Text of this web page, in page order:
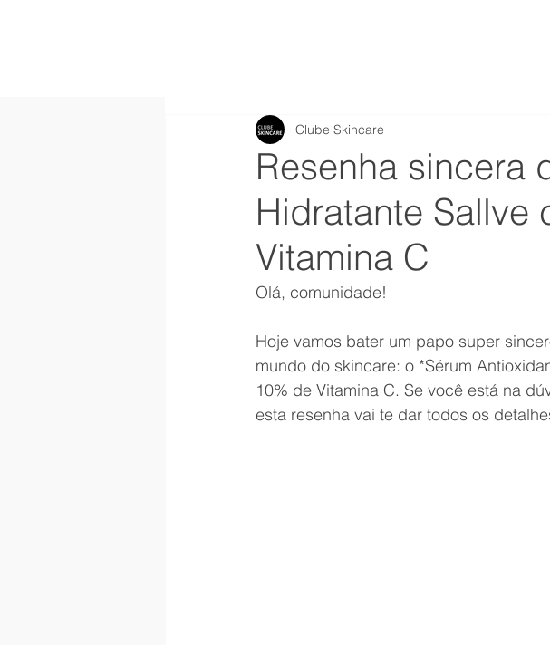
Resenha sincera
Hidratante Sallve
Vitamina C
Clube Skincare
Olá, comunidade!
Hoje vamos bater um papo super
mundo do skincare: o *Sérum
10% de Vitamina C. Se você está na
esta resenha vai te dar todos os